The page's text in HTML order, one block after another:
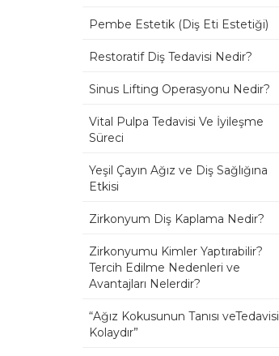
Pembe Estetik (Diş Eti Estetiği)
Restoratif Diş Tedavisi Nedir?
Sinus Lifting Operasyonu Nedir?
Vital Pulpa Tedavisi Ve İyileşme
Süreci
Yeşil Çayın Ağız ve Diş Sağlığına
Etkisi
Zirkonyum Diş Kaplama Nedir?
Zirkonyumu Kimler Yaptırabilir?
Tercih Edilme Nedenleri ve
Avantajları Nelerdir?
“Ağız Kokusunun Tanısı veTedavisi
Kolaydır”